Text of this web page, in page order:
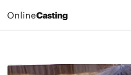
CASTINGS & JOBS